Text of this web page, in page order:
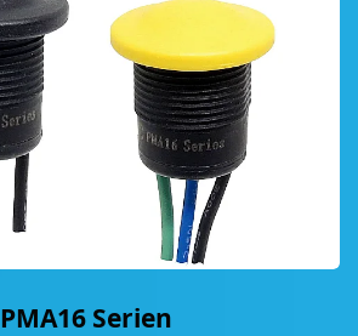
PMA16 Serien